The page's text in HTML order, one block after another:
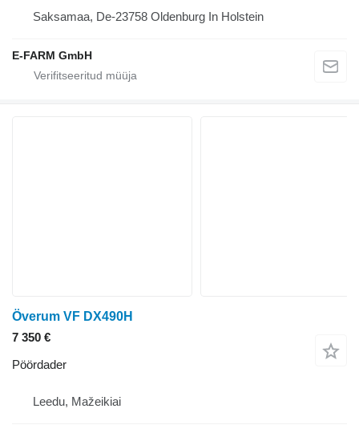
Saksamaa, De-23758 Oldenburg In Holstein
E-FARM GmbH
Överum VF DX490H
7 350 €
Pöördader
Leedu, Mažeikiai